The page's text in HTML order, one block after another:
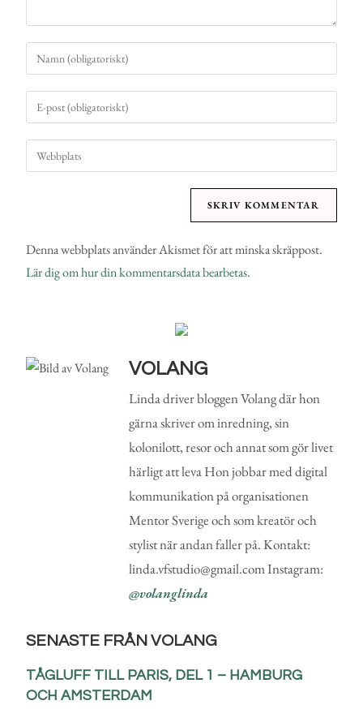
Denna webbplats använder Akismet för att minska skräppost.
Lär dig om hur din kommentarsdata bearbetas.
VOLANG
Linda driver bloggen Volang där hon
gärna skriver om inredning, sin
kolonilott, resor och annat som gör livet
härligt att leva Hon jobbar med digital
kommunikation på organisationen
Mentor Sverige och som kreatör och
stylist när andan faller på. Kontakt:
linda.vfstudio@gmail.com Instagram:
@volanglinda
SENASTE FRÅN VOLANG
TÅGLUFF TILL PARIS, DEL 1 – HAMBURG
OCH AMSTERDAM